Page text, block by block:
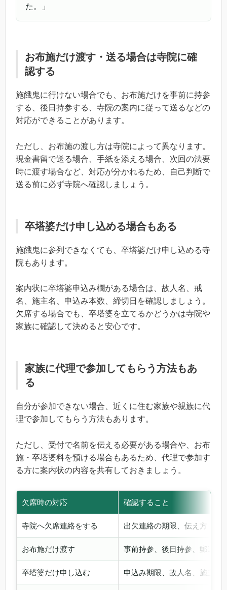
た。」
お布施だけ渡す・送る場合は寺院に確
認する
施餓鬼に行けない場合でも、お布施だけを事前に持参
する、後日持参する、寺院の案内に従って送るなどの
対応ができることがあります。
ただし、お布施の渡し方は寺院によって異なります。
現金書留で送る場合、手紙を添える場合、次回の法要
時に渡す場合など、対応が分かれるため、自己判断で
送る前に必ず寺院へ確認しましょう。
卒塔婆だけ申し込める場合もある
施餓鬼に参列できなくても、卒塔婆だけ申し込める寺
院もあります。
案内状に卒塔婆申込み欄がある場合は、故人名、戒
名、施主名、申込み本数、締切日を確認しましょう。
欠席する場合でも、卒塔婆を立てるかどうかは寺院や
家族に確認して決めると安心です。
家族に代理で参加してもらう方法もあ
る
自分が参加できない場合、近くに住む家族や親族に代
理で参加してもらう方法もあります。
ただし、受付で名前を伝える必要がある場合や、お布
施・卒塔婆料を預ける場合もあるため、代理で参加す
る方に案内状の内容を共有しておきましょう。
欠席時の対応 確認すること
寺院へ欠席連絡をする 出欠連絡の期限、伝え方
お布施だけ渡す 事前持参、後日持参、郵送可
卒塔婆だけ申し込む 申込み期限、故人名、施主名